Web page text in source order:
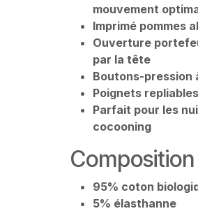
mouvement
Imprimé pommes
Ouverture
par la tête
Boutons-pression
Poignets
Parfait pour les
cocooning
Composition
95% coton
5% élasthanne